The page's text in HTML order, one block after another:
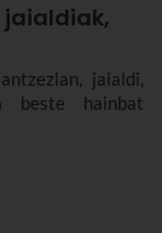
jaialdiak,
jaialdi,
beste hainbat